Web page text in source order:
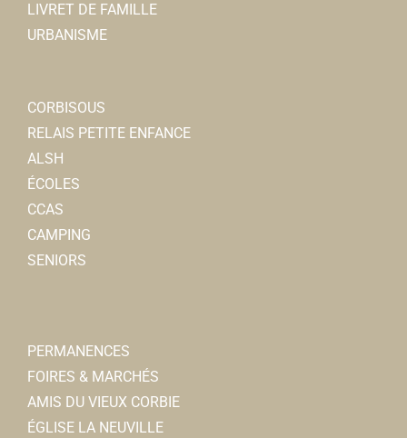
LIVRET DE FAMILLE
URBANISME
CORBISOUS
RELAIS PETITE ENFANCE
ALSH
ÉCOLES
CCAS
CAMPING
SENIORS
PERMANENCES
FOIRES & MARCHÉS
AMIS DU VIEUX CORBIE
ÉGLISE LA NEUVILLE